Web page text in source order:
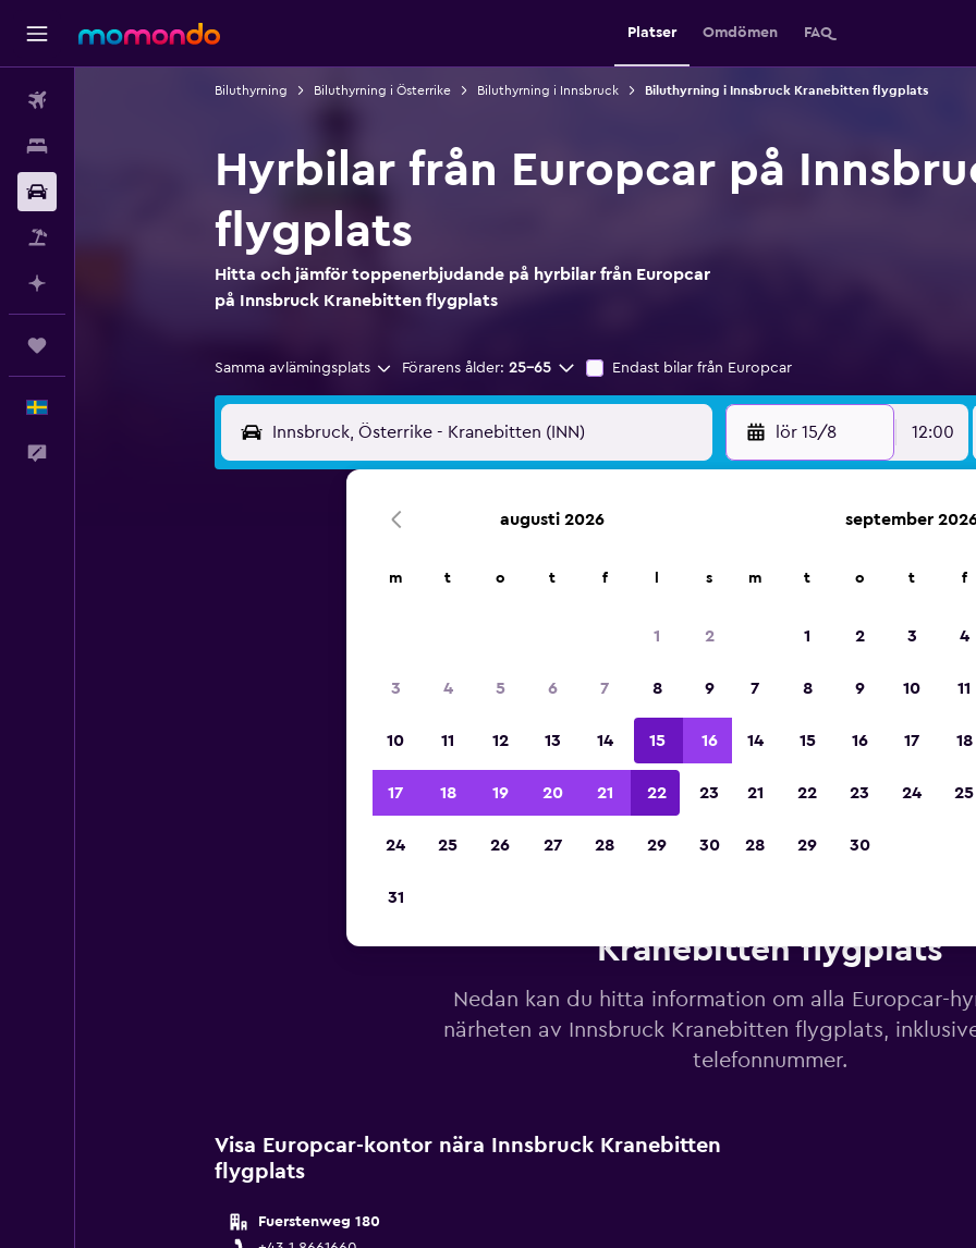
Platser Omdömen FAQ
Biluthyrning Biluthyrning i Österrike Biluthyrning i Innsbruck Biluthyrning i Innsbruck Kranebitten flygplats
Hyrbilar från Europcar på
flygplats
Hitta och jämför toppenerbjudande på hyrbilar från Europcar
på Innsbruck Kranebitten flygplats
Samma avlämingsplats Förarens ålder: 25-65 Endast bilar från Europcar
lör 15/8 12:00
2023
Kranebitten flygplats
Nedan kan du hitta information om alla Europcar-
närheten av Innsbruck Kranebitten flygplats,
telefonnummer.
Visa Europcar-kontor nära Innsbruck Kranebitten
flygplats
Fuerstenweg 180
augusti 2026
m t o t f s
1 2
3 4 5 6 7 8 9
10 11 12 13 14 15 16
17 18 19 20 21 22 23
24 25 26 27 28 29 30
31
september
m t o t f
1 2 3 4
7 8 9 10 11
14 15 16 17 18
21 22 23 24 25
28 29 30